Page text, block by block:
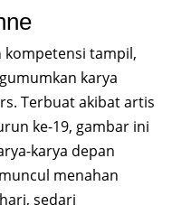
kompetensi tampil,
karya
Terbuat akibat artis
ke-19, gambar ini
karya depan
menahan
sedari